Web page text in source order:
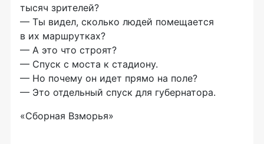
тысяч зрителей?
— Ты видел, сколько людей помещается
в их маршрутках?
— А это что строят?
— Спуск с моста к стадиону.
— Но почему он идет прямо на поле?
— Это отдельный спуск для губернатора.
«Сборная Взморья»